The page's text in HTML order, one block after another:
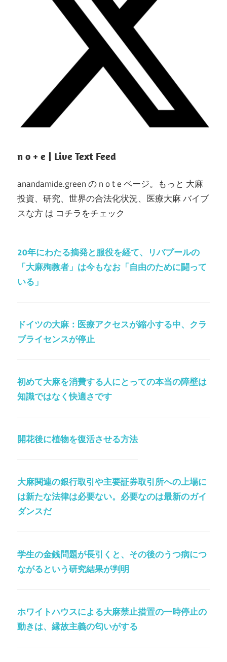
n o + e | Live Text Feed
anandamide.green の n o t e ページ。もっと 大麻
投資、研究、世界の合法化状況、医療大麻 バイブ
スな方 は コチラをチェック
20年にわたる摘発と服役を経て、リバプールの
「大麻殉教者」は今もなお「自由のために闘って
いる」
ドイツの大麻：医療アクセスが縮小する中、クラ
ブライセンスが停止
初めて大麻を消費する人にとっての本当の障壁は
知識ではなく快適さです
開花後に植物を復活させる方法
大麻関連の銀行取引や主要証券取引所への上場に
は新たな法律は必要ない。必要なのは最新のガイ
ダンスだ
学生の金銭問題が長引くと、その後のうつ病につ
ながるという研究結果が判明
ホワイトハウスによる大麻禁止措置の一時停止の
動きは、縁故主義の匂いがする